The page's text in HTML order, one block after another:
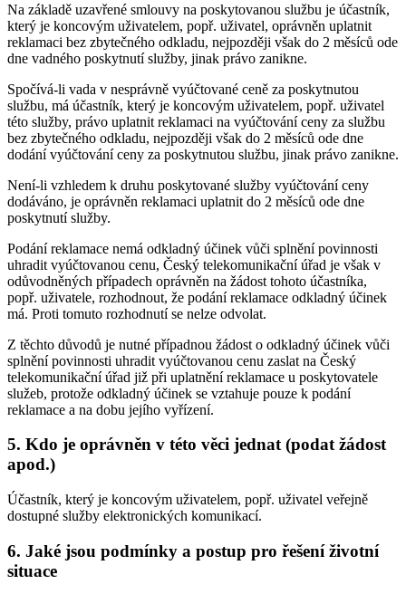
Na základě uzavřené smlouvy na poskytovanou službu je účastník,
který je koncovým uživatelem, popř. uživatel, oprávněn uplatnit
reklamaci bez zbytečného odkladu, nejpozději však do 2 měsíců ode
dne vadného poskytnutí služby, jinak právo zanikne.
Spočívá-li vada v nesprávně vyúčtované ceně za poskytnutou
službu, má účastník, který je koncovým uživatelem, popř. uživatel
této služby, právo uplatnit reklamaci na vyúčtování ceny za službu
bez zbytečného odkladu, nejpozději však do 2 měsíců ode dne
dodání vyúčtování ceny za poskytnutou službu, jinak právo zanikne.
Není-li vzhledem k druhu poskytované služby vyúčtování ceny
dodáváno, je oprávněn reklamaci uplatnit do 2 měsíců ode dne
poskytnutí služby.
Podání reklamace nemá odkladný účinek vůči splnění povinnosti
uhradit vyúčtovanou cenu, Český telekomunikační úřad je však v
odůvodněných případech oprávněn na žádost tohoto účastníka,
popř. uživatele, rozhodnout, že podání reklamace odkladný účinek
má. Proti tomuto rozhodnutí se nelze odvolat.
Z těchto důvodů je nutné případnou žádost o odkladný účinek vůči
splnění povinnosti uhradit vyúčtovanou cenu zaslat na Český
telekomunikační úřad již při uplatnění reklamace u poskytovatele
služeb, protože odkladný účinek se vztahuje pouze k podání
reklamace a na dobu jejího vyřízení.
5. Kdo je oprávněn v této věci jednat (podat žádost
apod.)
Účastník, který je koncovým uživatelem, popř. uživatel veřejně
dostupné služby elektronických komunikací.
6. Jaké jsou podmínky a postup pro řešení životní
situace